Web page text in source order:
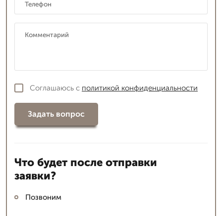
Соглашаюсь с политикой конфиденциальности
Задать вопрос
Что будет после отправки
заявки?
Позвоним